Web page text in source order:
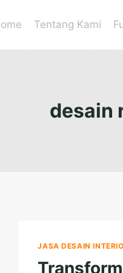
Tentang Kami
desain
JASA DESAIN